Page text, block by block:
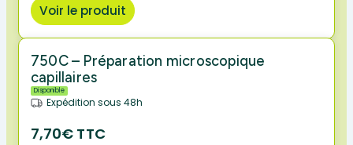
Voir le produit
750C – Préparation microscopique
capillaires
Disponible
Expédition sous 48h
7,70€ TTC